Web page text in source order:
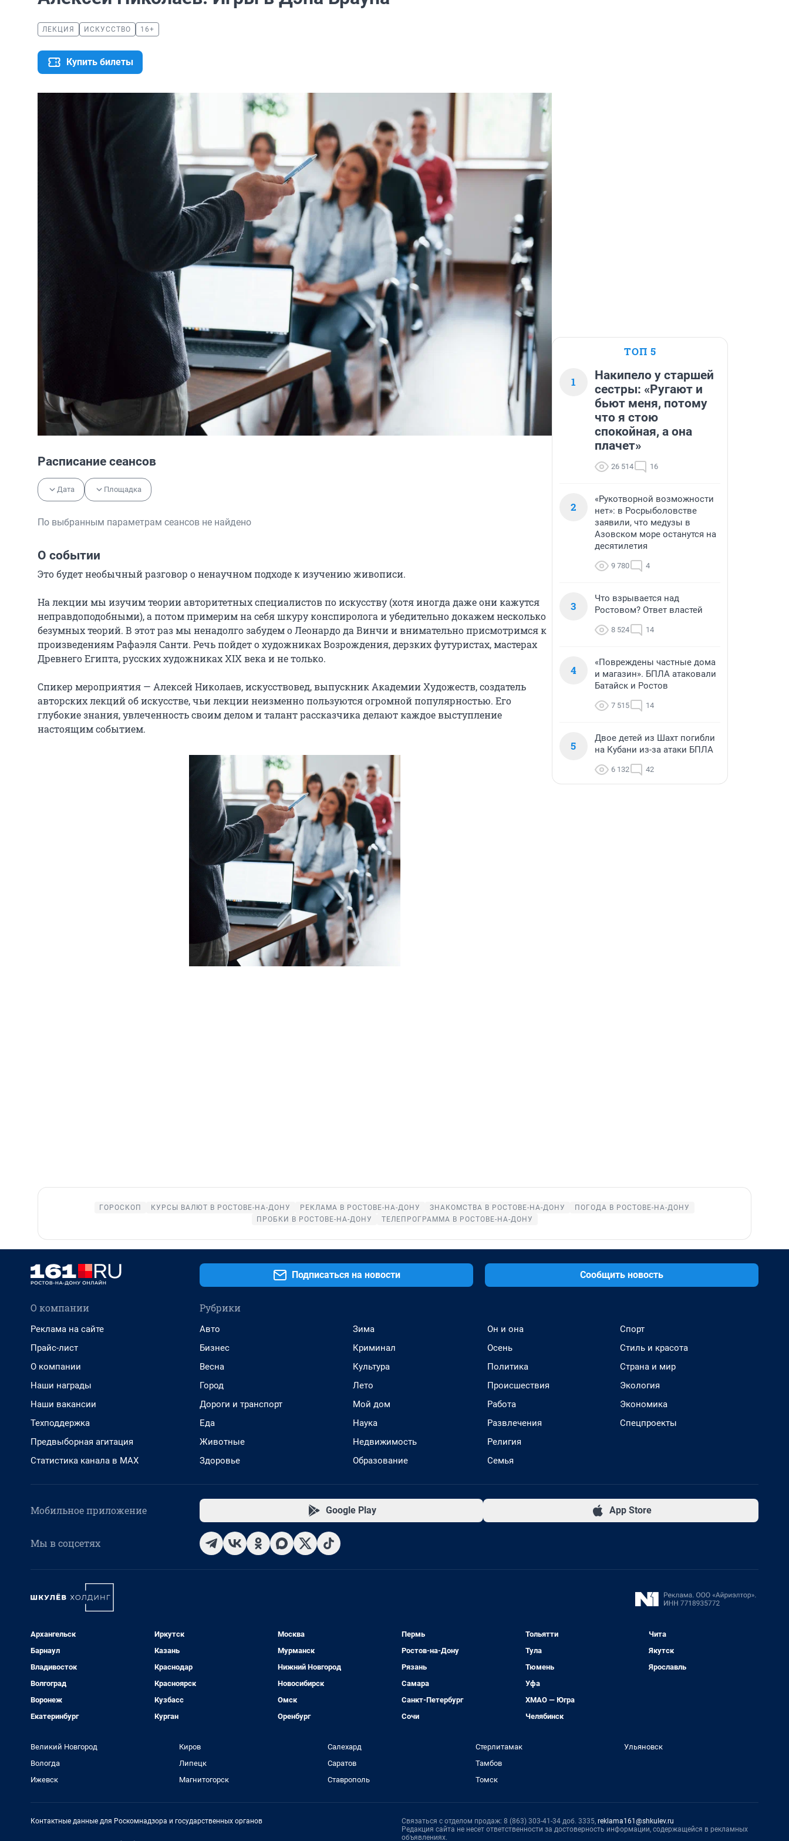
ЛЕКЦИЯ ИСКУССТВО 16+
Купить билеты
Расписание сеансов
Дата Площадка
По выбранным параметрам сеансов не найдено
О событии
Это будет необычный разговор о ненаучном подходе к изучению живописи.
На лекции мы изучим теории авторитетных специалистов по искусству (хотя иногда даже они кажутся
неправдоподобными), а потом примерим на себя шкуру конспиролога и убедительно докажем несколько
безумных теорий. В этот раз мы ненадолго забудем о Леонардо да Винчи и внимательно присмотримся к
произведениям Рафаэля Санти. Речь пойдет о художниках Возрождения, дерзких футуристах, мастерах
Древнего Египта, русских художниках XIX века и не только.
Спикер мероприятия — Алексей Николаев, искусствовед, выпускник Академии Художеств, создатель
авторских лекций об искусстве, чьи лекции неизменно пользуются огромной популярностью. Его
глубокие знания, увлеченность своим делом и талант рассказчика делают каждое выступление
настоящим событием.
ТОП 5
1
Накипело у старшей
сестры: «Ругают и
бьют меня, потому
что я стою
спокойная, а она
плачет»
26 514 16
2
«Рукотворной возможности
нет»: в Росрыболовстве
заявили, что медузы в
Азовском море останутся на
десятилетия
9 780 4
3
Что взрывается над
Ростовом? Ответ властей
8 524 14
4
«Повреждены частные дома
и магазин». БПЛА атаковали
Батайск и Ростов
7 515 14
5
Двое детей из Шахт погибли
на Кубани из-за атаки БПЛА
6 132 42
ГОРОСКОП КУРСЫ ВАЛЮТ В РОСТОВЕ-НА-ДОНУ РЕКЛАМА В РОСТОВЕ-НА-ДОНУ ЗНАКОМСТВА В РОСТОВЕ-НА-ДОНУ
ПОГОДА В РОСТОВЕ-НА-ДОНУ
ПРОБКИ В РОСТОВЕ-НА-ДОНУ
ТЕЛЕПРОГРАММА В РОСТОВЕ-НА-ДОНУ
Подписаться на новости Сообщить новость
О компании
Реклама на сайте
Прайс-лист
О компании
Наши награды
Наши вакансии
Техподдержка
Предвыборная агитация
Статистика канала в MAX
Рубрики
Авто
Бизнес
Весна
Город
Дороги и транспорт
Еда
Животные
Здоровье
Зима
Криминал
Культура
Лето
Мой дом
Наука
Недвижимость
Образование
Он и она
Осень
Политика
Происшествия
Работа
Развлечения
Религия
Семья
Спорт
Стиль и красота
Страна и мир
Экология
Экономика
Спецпроекты
Мобильное приложение Google Play App Store
Мы в соцсетях
Архангельск
Барнаул
Владивосток
Волгоград
Воронеж
Екатеринбург
Иркутск
Казань
Краснодар
Красноярск
Кузбасс
Курган
Москва
Мурманск
Нижний Новгород
Новосибирск
Омск
Оренбург
Пермь
Ростов-на-Дону
Рязань
Самара
Санкт-Петербург
Сочи
Тольятти
Тула
Тюмень
Уфа
ХМАО — Югра
Челябинск
Чита
Якутск
Ярославль
Великий Новгород
Вологда
Ижевск
Киров
Липецк
Магнитогорск
Салехард
Саратов
Ставрополь
Стерлитамак
Тамбов
Томск
Ульяновск
Контактные данные для Роскомнадзора и государственных органов Связаться с отделом продаж: 8 (863) 303-41-34 доб. 3335, reklama161@shkulev.ru
Редакция сайта не несет ответственности за достоверность информации, содержащейся в рекламных
объявлениях.